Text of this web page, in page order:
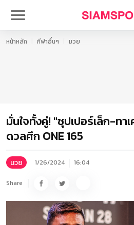
หน้าหลัก กีฬาอื่นๆ มวย
มั่นใจทั้งคู่! "ซุปเปอร์เล็ก-ท
ดวลศึก ONE 165
มวย 1/26/2024 16:04
Share